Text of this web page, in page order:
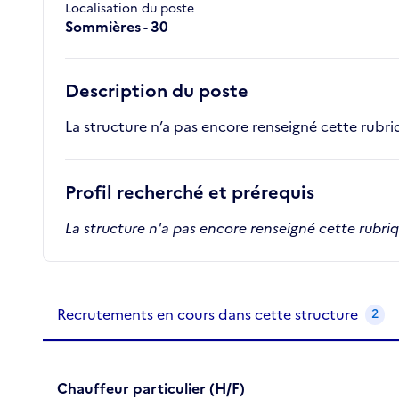
Localisation du poste
Sommières - 30
Description du poste
La structure n’a pas encore renseigné cette
Profil recherché et prérequis
La structure n'a pas encore renseigné cette
Recrutements de la structure
Recrutements en cours dans cette structure 2
Chauffeur particulier (H/F)